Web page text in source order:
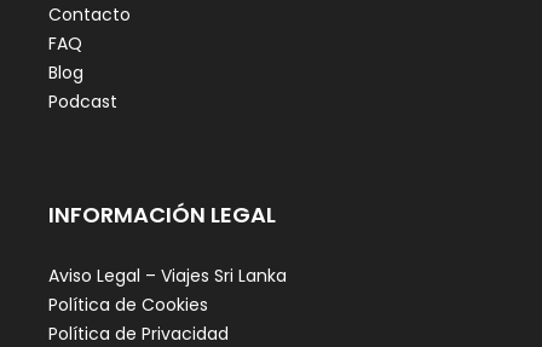
Contacto
FAQ
Blog
Podcast
INFORMACIÓN LEGAL
Aviso Legal – Viajes Sri Lanka
Política de Cookies
Política de Privacidad